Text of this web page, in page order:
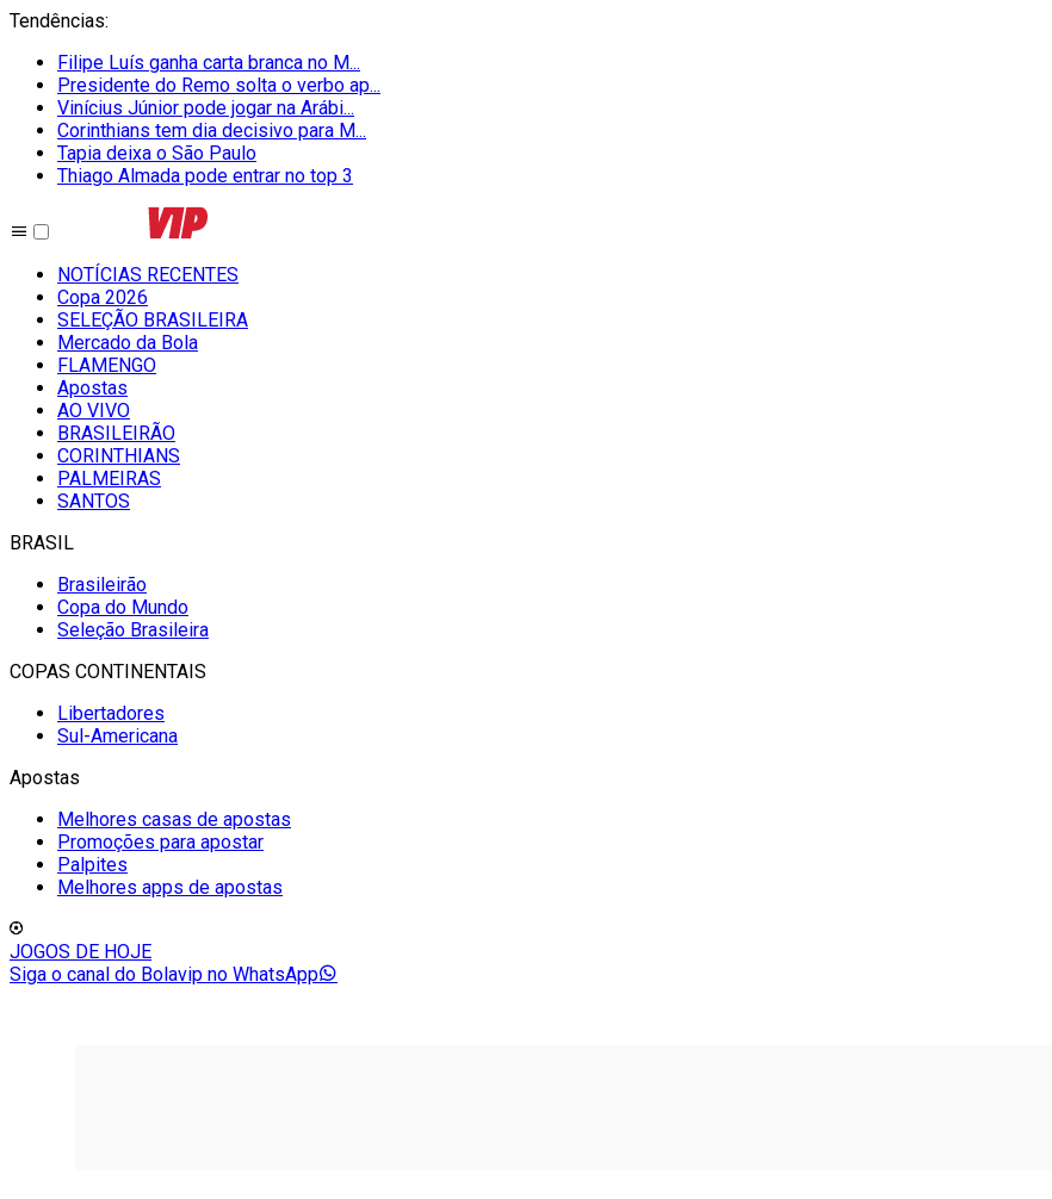
Tendências:
Filipe Luís ganha carta branca no M...
Presidente do Remo solta o verbo ap...
Vinícius Júnior pode jogar na Arábi...
Corinthians tem dia decisivo para M...
Tapia deixa o São Paulo
Thiago Almada pode entrar no top 3
NOTÍCIAS RECENTES
Copa 2026
SELEÇÃO BRASILEIRA
Mercado da Bola
FLAMENGO
Apostas
AO VIVO
BRASILEIRÃO
CORINTHIANS
PALMEIRAS
SANTOS
BRASIL
Brasileirão
Copa do Mundo
Seleção Brasileira
COPAS CONTINENTAIS
Libertadores
Sul-Americana
Apostas
Melhores casas de apostas
Promoções para apostar
Palpites
Melhores apps de apostas
JOGOS DE HOJE
Siga o canal do Bolavip no WhatsApp